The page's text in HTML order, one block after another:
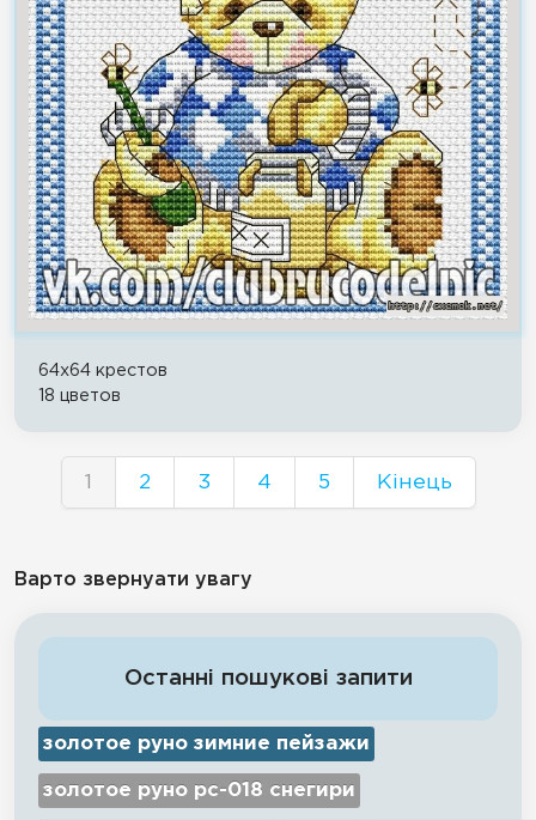
64x64 крестов
18 цветов
1 2 3 4 5 Кінець
Варто звернуати увагу
Останні пошукові запити
золотое руно зимние пейзажи
золотое руно рс-018 снегири